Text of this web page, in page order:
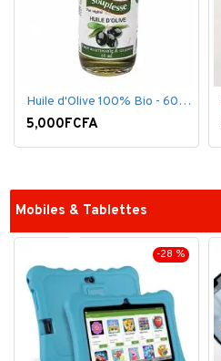
Huile d'Olive 100% Bio - 60 ml
5,000FCFA
Mobiles & Tablettes
-28 %